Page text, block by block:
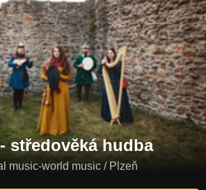
středověká hudba
music-world music / Plzeň